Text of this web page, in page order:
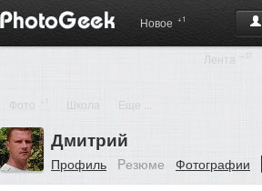
Новое +1
Лента +37
Фото Школа Еще ...
Дмитрий
Профиль Pезюме Фотографии